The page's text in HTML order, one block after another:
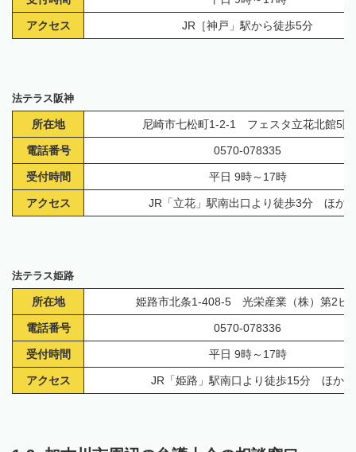
アクセス JR［神戸」駅から徒歩5分
法テラス阪神
所在地 尼崎市七松町1-2-1 フェスタ立花北館5階
電話番号 0570-078335
受付時間 平日 9時～17時
アクセス JR「立花」駅南出口より徒歩3分 ほか
法テラス姫路
所在地 姫路市北条1-408-5 光栄産業（株）第2ビ
電話番号 0570-078336
受付時間 平日 9時～17時
アクセス JR「姫路」駅南口より徒歩15分 ほか